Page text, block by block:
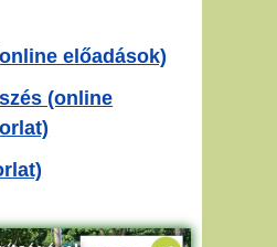
előadások)
(online